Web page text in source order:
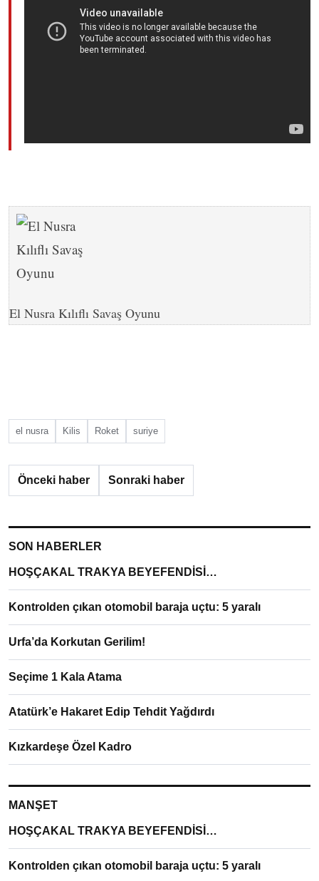
El Nusra Kılıflı Savaş Oyunu
el nusra Kilis Roket suriye
Önceki haber Sonraki haber
SON HABERLER
HOŞÇAKAL TRAKYA BEYEFENDİSİ…
Kontrolden çıkan otomobil baraja uçtu: 5 yaralı
Urfa’da Korkutan Gerilim!
Seçime 1 Kala Atama
Atatürk’e Hakaret Edip Tehdit Yağdırdı
Kızkardeşe Özel Kadro
MANŞET
HOŞÇAKAL TRAKYA BEYEFENDİSİ…
Kontrolden çıkan otomobil baraja uçtu: 5 yaralı